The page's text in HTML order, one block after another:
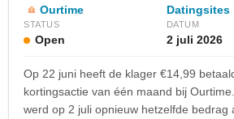
Ourtime Datingsites
STATUS
Open
DATUM
2 juli 2026
Op 22 juni heeft de klager €14,99
kortingsactie van één maand bij
werd op 2 juli opnieuw hetzelfde bedrag